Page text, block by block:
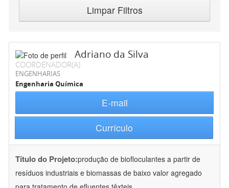
Limpar Filtros
Adriano da Silva
COORDENADOR(A)
ENGENHARIAS
Engenharia Química
E-mail
Currículo
Título do Projeto:produção de biofloculantes a partir de
resíduos industriais e biomassas de baixo valor agregado